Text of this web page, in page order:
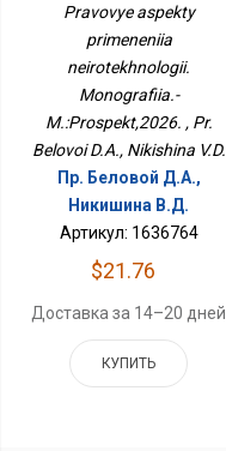
Нейротехнологий.
Монография.-
М.:Проспект,2026.
Pravovye aspekty
primeneniia
neirotekhnologii.
Monografiia.-
M.:Prospekt,2026. , Pr.
Belovoi D.A., Nikishina V.D.
Пр. Беловой Д.А.,
Никишина В.Д.
Артикул: 1636764
$21.76
Доставка за 14–20 дней
КУПИТЬ